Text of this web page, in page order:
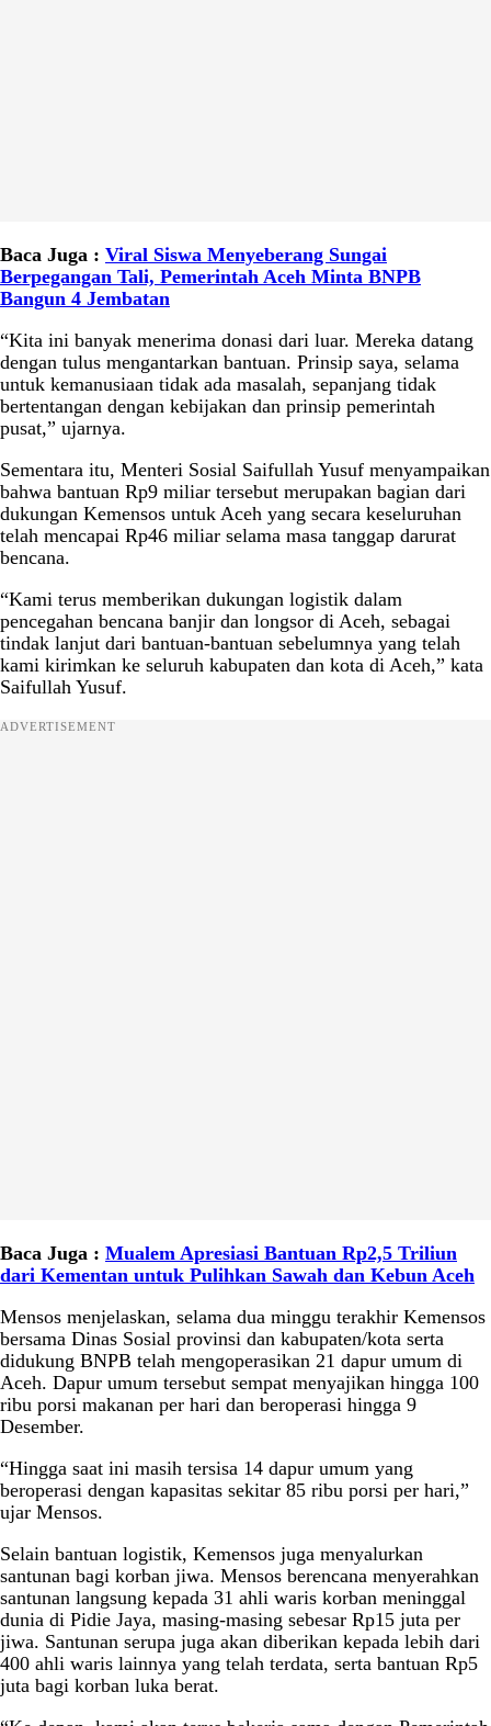
Baca Juga : Viral Siswa Menyeberang Sungai
Berpegangan Tali, Pemerintah Aceh Minta BNPB
Bangun 4 Jembatan
“Kita ini banyak menerima donasi dari luar. Mereka datang
dengan tulus mengantarkan bantuan. Prinsip saya, selama
untuk kemanusiaan tidak ada masalah, sepanjang tidak
bertentangan dengan kebijakan dan prinsip pemerintah
pusat,” ujarnya.
Sementara itu, Menteri Sosial Saifullah Yusuf menyampaikan
bahwa bantuan Rp9 miliar tersebut merupakan bagian dari
dukungan Kemensos untuk Aceh yang secara keseluruhan
telah mencapai Rp46 miliar selama masa tanggap darurat
bencana.
“Kami terus memberikan dukungan logistik dalam
pencegahan bencana banjir dan longsor di Aceh, sebagai
tindak lanjut dari bantuan-bantuan sebelumnya yang telah
kami kirimkan ke seluruh kabupaten dan kota di Aceh,” kata
Saifullah Yusuf.
ADVERTISEMENT
Baca Juga : Mualem Apresiasi Bantuan Rp2,5 Triliun
dari Kementan untuk Pulihkan Sawah dan Kebun Aceh
Mensos menjelaskan, selama dua minggu terakhir Kemensos
bersama Dinas Sosial provinsi dan kabupaten/kota serta
didukung BNPB telah mengoperasikan 21 dapur umum di
Aceh. Dapur umum tersebut sempat menyajikan hingga 100
ribu porsi makanan per hari dan beroperasi hingga 9
Desember.
“Hingga saat ini masih tersisa 14 dapur umum yang
beroperasi dengan kapasitas sekitar 85 ribu porsi per hari,”
ujar Mensos.
Selain bantuan logistik, Kemensos juga menyalurkan
santunan bagi korban jiwa. Mensos berencana menyerahkan
santunan langsung kepada 31 ahli waris korban meninggal
dunia di Pidie Jaya, masing-masing sebesar Rp15 juta per
jiwa. Santunan serupa juga akan diberikan kepada lebih dari
400 ahli waris lainnya yang telah terdata, serta bantuan Rp5
juta bagi korban luka berat.